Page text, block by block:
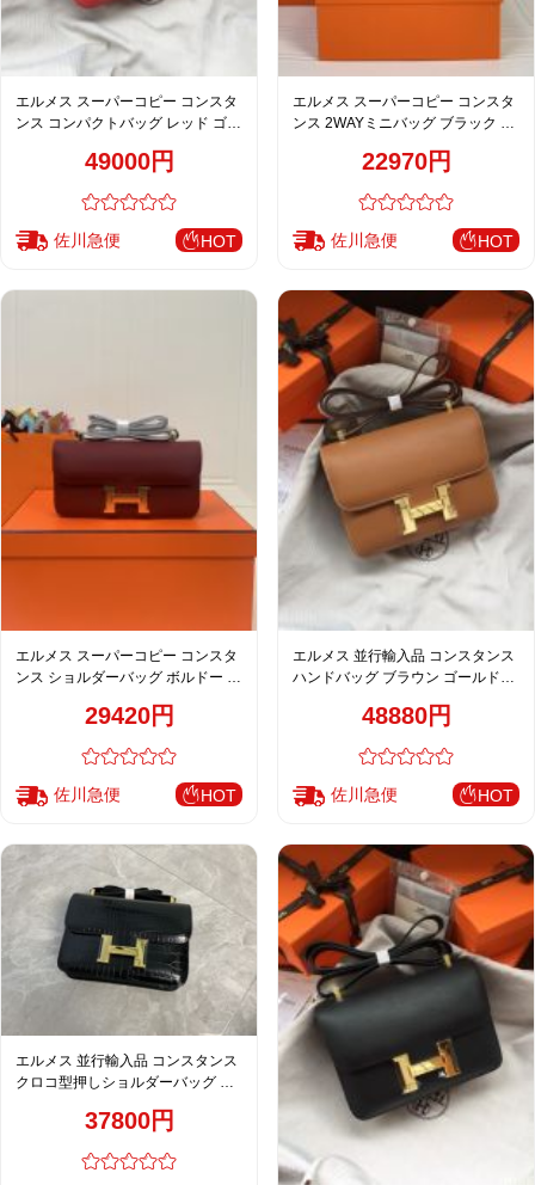
エルメス スーパーコピー コンスタ
ンス コンパクトバッグ レッド ゴー
49000円
佐川急便 HOT
エルメス スーパーコピー コンスタ
ンス 2WAYミニバッグ ブラック ゴ
22970円
佐川急便 HOT
エルメス スーパーコピー コンスタ
ンス ショルダーバッグ ボルドー ゴ
29420円
佐川急便 HOT
エルメス 並行輸入品 コンスタンス
ハンドバッグ ブラウン ゴールド金
48880円
佐川急便 HOT
エルメス 並行輸入品 コンスタンス
クロコ型押しショルダーバッグ ブ
37800円